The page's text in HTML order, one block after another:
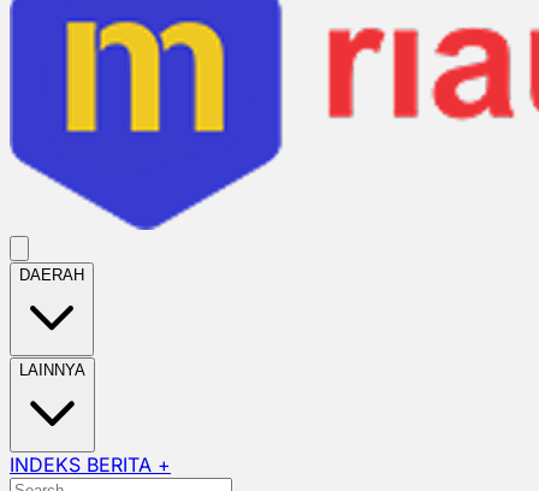
DAERAH
LAINNYA
INDEKS BERITA +